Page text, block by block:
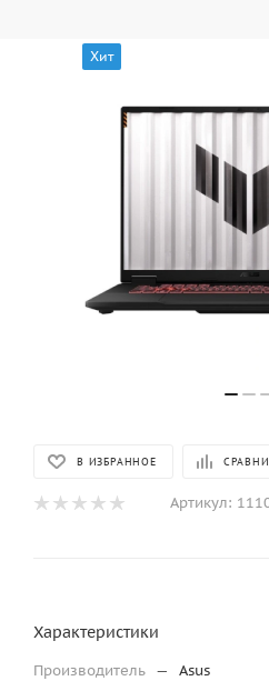
Хит
В ИЗБРАННОЕ
Артикул:
Характеристики
Производитель —
Asus